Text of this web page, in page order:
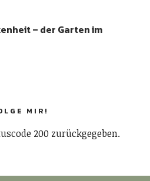
– der Garten im
200 zurückgegeben.
MIR!